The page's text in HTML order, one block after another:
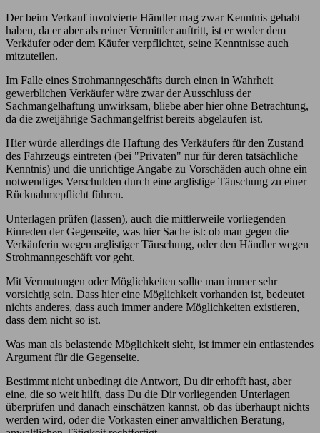
Der beim Verkauf involvierte Händler mag zwar Kenntnis gehabt
haben, da er aber als reiner Vermittler auftritt, ist er weder dem
Verkäufer oder dem Käufer verpflichtet, seine Kenntnisse auch
mitzuteilen.
Im Falle eines Strohmanngeschäfts durch einen in Wahrheit
gewerblichen Verkäufer wäre zwar der Ausschluss der
Sachmangelhaftung unwirksam, bliebe aber hier ohne Betrachtung,
da die zweijährige Sachmangelfrist bereits abgelaufen ist.
Hier würde allerdings die Haftung des Verkäufers für den Zustand
des Fahrzeugs eintreten (bei "Privaten" nur für deren tatsächliche
Kenntnis) und die unrichtige Angabe zu Vorschäden auch ohne ein
notwendiges Verschulden durch eine arglistige Täuschung zu einer
Rücknahmepflicht führen.
Unterlagen prüfen (lassen), auch die mittlerweile vorliegenden
Einreden der Gegenseite, was hier Sache ist: ob man gegen die
Verkäuferin wegen arglistiger Täuschung, oder den Händler wegen
Strohmanngeschäft vor geht.
Mit Vermutungen oder Möglichkeiten sollte man immer sehr
vorsichtig sein. Dass hier eine Möglichkeit vorhanden ist, bedeutet
nichts anderes, dass auch immer andere Möglichkeiten existieren,
dass dem nicht so ist.
Was man als belastende Möglichkeit sieht, ist immer ein entlastendes
Argument für die Gegenseite.
Bestimmt nicht unbedingt die Antwort, Du dir erhofft hast, aber
eine, die so weit hilft, dass Du die Dir vorliegenden Unterlagen
überprüfen und danach einschätzen kannst, ob das überhaupt nichts
werden wird, oder die Vorkasten einer anwaltlichen Beratung,